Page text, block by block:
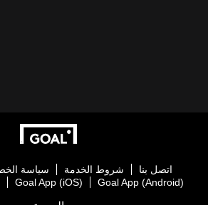
اتصل بنا شروط الخدمة سياسة
Goal App (Android)
Goal App (iOS)